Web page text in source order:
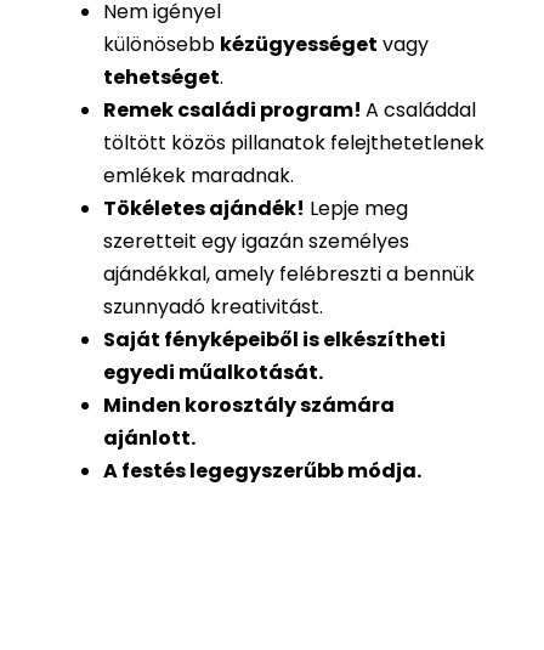
Nem igényel
különösebb kézügyességet vagy
tehetséget.
Remek családi program! A családdal
töltött közös pillanatok felejthetetlenek
emlékek maradnak.
Tökéletes ajándék! Lepje meg
szeretteit egy igazán személyes
ajándékkal, amely felébreszti a bennük
szunnyadó kreativitást.
Saját fényképeiből iselkészítheti
egyedi műalkotását.
Minden korosztály számára
ajánlott.
A festés legegyszerűbb módja.